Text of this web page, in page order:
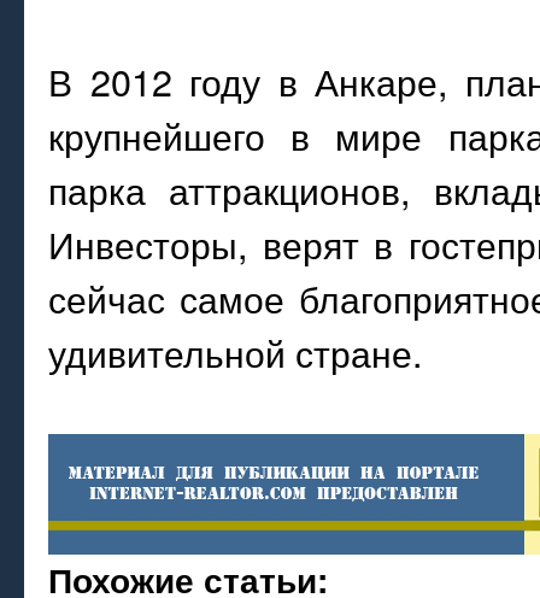
В 2012 году в Анкаре,
крупнейшего в мире
парка аттракционов,
Инвесторы, верят в
сейчас самое
удивительной стране.
Похожие статьи: